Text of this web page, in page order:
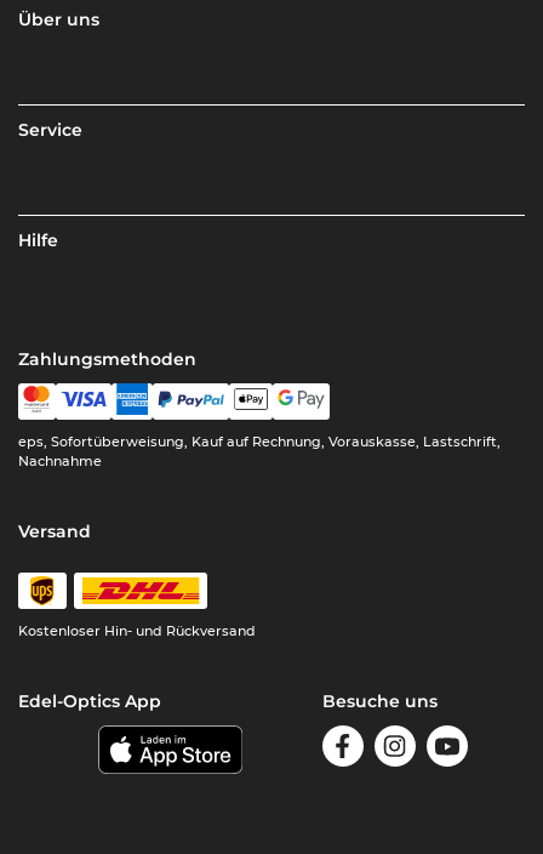
Über uns
Service
Hilfe
Zahlungsmethoden
eps, Sofortüberweisung, Kauf auf Rechnung, Vorauskasse, Lastschrift,
Nachnahme
Versand
Kostenloser Hin- und Rückversand
Edel-Optics App Besuche uns